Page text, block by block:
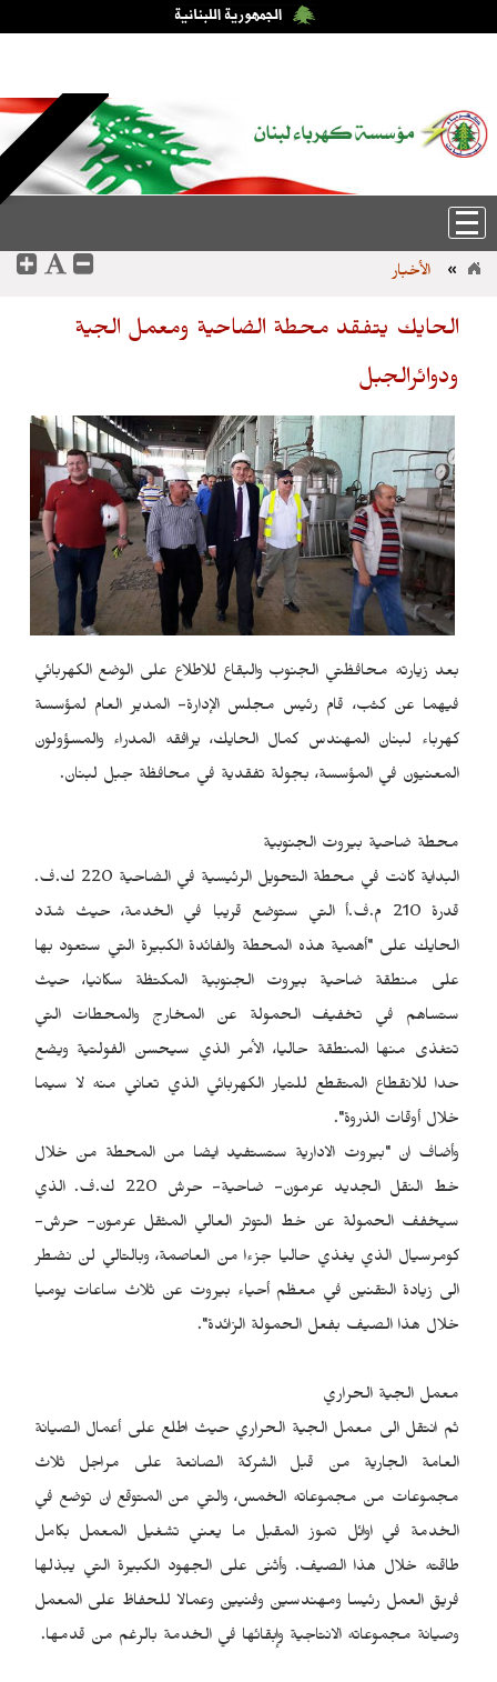
» الأخبار
الحايك يتفقد محطة الضاحية ومعمل الجية
ودوائرالجبل
بعد زيارته محافظتي الجنوب والبقاع للاطلاع على الوضع الكهربائي
فيهما عن كثب، قام رئيس مجلس الإدارة- المدير العام لمؤسسة
كهرباء لبنان المهندس كمال الحايك، يرافقه المدراء والمسؤولون
المعنيون في المؤسسة، بجولة تفقدية في محافظة جبل لبنان.
محطة ضاحية بيروت الجنوبية
البداية كانت في محطة التحويل الرئيسية في الضاحية 220 ك.ف.
قدرة 210 م.ف.أ التي ستوضع قريبا في الخدمة، حيث شدّد
الحايك على "أهمية هذه المحطة والفائدة الكبيرة التي ستعود بها
على منطقة ضاحية بيروت الجنوبية المكتظة سكانيا، حيث
ستساهم في تخفيف الحمولة عن المخارج والمحطات التي
تتغذى منها المنطقة حاليا، الأمر الذي سيحسن الفولتية ويضع
حدا للانقطاع المتقطع للتيار الكهربائي الذي تعاني منه لا سيما
خلال أوقات الذروة".
وأضاف ان "بيروت الادارية ستستفيد ايضا من المحطة من خلال
خط النقل الجديد عرمون- ضاحية- حرش 220 ك.ف. الذي
سيخفف الحمولة عن خط التوتر العالي المثقل عرمون- حرش-
كومرسيال الذي يغذي حاليا جزءا من العاصمة، وبالتالي لن نضطر
الى زيادة التقنين في معظم أحياء بيروت عن ثلاث ساعات يوميا
خلال هذا الصيف بفعل الحمولة الزائدة".
معمل الجية الحراري
ثم انتقل الى معمل الجية الحراري حيث اطلع على أعمال الصيانة
العامة الجارية من قبل الشركة الصانعة على مراجل ثلاث
مجموعات من مجموعاته الخمس، والتي من المتوقع ان توضع في
الخدمة في اوائل تموز المقبل ما يعني تشغيل المعمل بكامل
طاقته خلال هذا الصيف. وأثنى على الجهود الكبيرة التي يبذلها
فريق العمل رئيسا ومهندسين وفنيين وعمالا للحفاظ على المعمل
وصيانة مجموعاته الانتاجية وإبقائها في الخدمة بالرغم من قدمها.